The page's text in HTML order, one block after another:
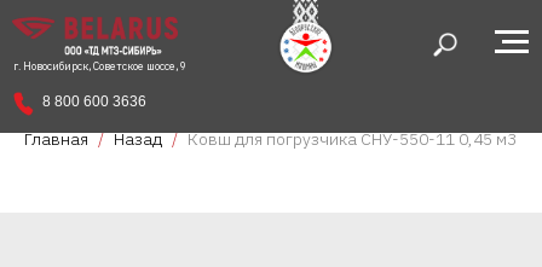
г. Новосибирск, Советское шоссе, 9
8 800 600 3636
Главная Назад Ковш для погрузчика СНУ-550-11 0,45 м3